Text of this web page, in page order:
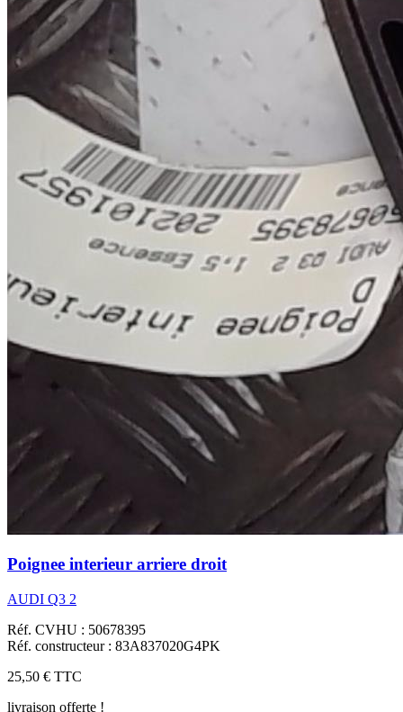
Poignee interieur arriere droit
AUDI Q3 2
Réf. CVHU : 50678395
Réf. constructeur : 83A837020G4PK
25,50 € TTC
livraison offerte !